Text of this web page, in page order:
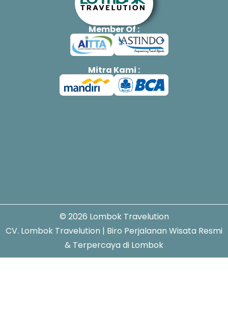
Member Of :
Mitra Kami :
© 2026 Lombok Travelution
CV. Lombok Travelution | Biro Perjalanan Wisata Resmi
& Terpercaya di Lombok